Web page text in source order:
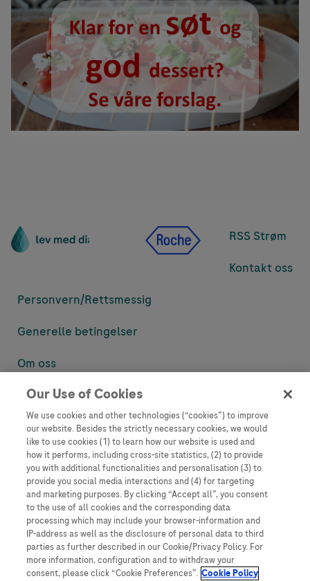
RSS Strøm
Kontakt oss
Personvern/Rettsmessig
Generelle betingelser
Om oss
Denne nettsiden inneholder informasjon som er målsatt til en stor
informasjon som ellers ikke er tilgjengelig eller gyldig i ditt land.
Vennligst vær oppmerksom på at vi ikke tar noe ansvar for tilgang til
informasjon som muligens ikke er i samsvar med noen gyldig juridisk
prosess, regulering, registrering eller bruk i bostedslandet ditt.
Roche har ikke alltid mulighet til å kvalitetssikre andres innlegg, men
vil fjerne villedende eller upassende innlegg så langt det lar seg gjøre.
Vi har ikke ansvar for innhold på eksterne nettsider som det lenkes til.
Kopiering av materiale fra dette nettstedet for bruk annet sted er ikke
tillatt uten avtale. Nettstedet selger plass til annonsører, og slikt
innhold er merket.
Dette nettstedet er ikke beregnet for å rapportere bivirkninger eller
Our Use of Cookies
We use cookies and other technologies (“cookies”) to improve
our website. Besides the strictly necessary cookies, we would
like to use cookies (1) to learn how our website is used and
how it performs, including cross-site statistics, (2) to provide
you with additional functionalities and personalisation (3) to
provide you social media interactions and (4) for targeting
and marketing purposes. By clicking “Accept all”, you consent
to the use of all cookies and the corresponding data
processing which may include your browser-information and
IP-address as well as the disclosure of personal data to third
parties as further described in our Cookie/Privacy Policy. For
more information, configuration and to withdraw your
consent, please click “Cookie Preferences”. Cookie Policy